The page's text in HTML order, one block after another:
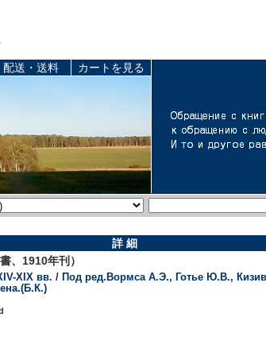
配送・送料 カートを見る
詳 細
、1910年刊）
XIX вв. / Под ред.Вормса А.Э., Готье Ю.В.,